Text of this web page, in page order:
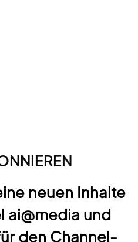
neuen Inhalte
ai@media und